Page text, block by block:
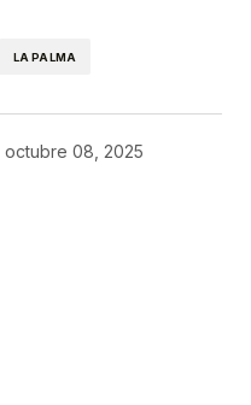
LA PALMA
octubre 08, 2025